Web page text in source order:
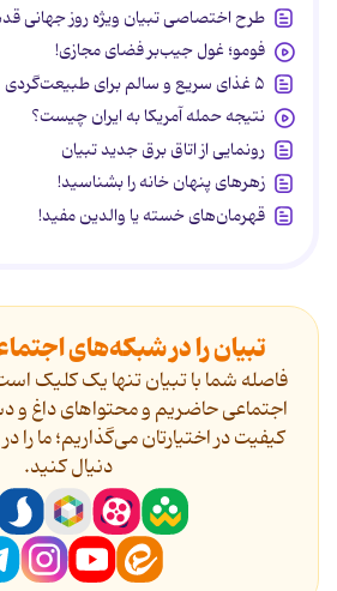
طرح اختصاصی تبیان ویژه روز جهانی
فومو؛ غول جیب‌بر فضای مجازی!
۵ غذای سریع و سالم برای طبیعت‌گردی
نتیجه حمله آمریکا به ایران چیست؟
رونمایی از اتاق برق جدید تبیان
زهرهای پنهان خانه را بشناسید!
قهرمان‌های خسته یا والدین مفید!
تبیان را در شبکه‌های
فاصله شما با تبیان تنها یک کلیک
اجتماعی حاضریم و محتواهای داغ و
کیفیت در اختیارتان می‌گذاریم؛ ما
دنیال کنید.